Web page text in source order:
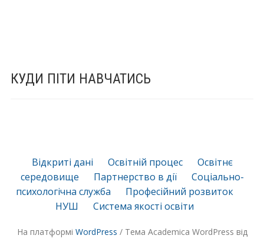
КУДИ ПІТИ НАВЧАТИСЬ
Відкриті дані Освітній процес
Освітнє
середовище
Партнерство в дії
Соціально-
психологічна служба
Професійний розвиток
НУШ
Система якості освіти
На платформі WordPress / Тема Academica WordPress від